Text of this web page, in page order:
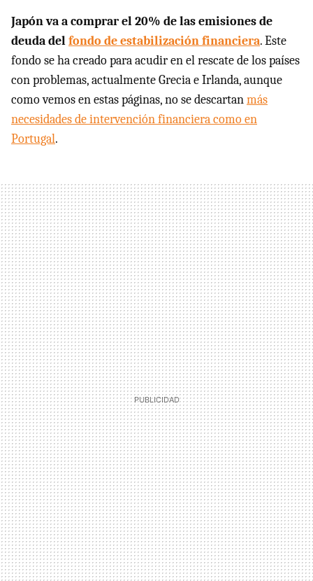
Japón va a comprar el 20% de las emisiones de
deuda delfondo de estabilización financiera. Este
fondo se ha creado para acudir en el rescate de los países
con problemas, actualmente Grecia e Irlanda, aunque
como vemos en estas páginas, no se descartanmás
necesidades de intervención financiera como en
Portugal.